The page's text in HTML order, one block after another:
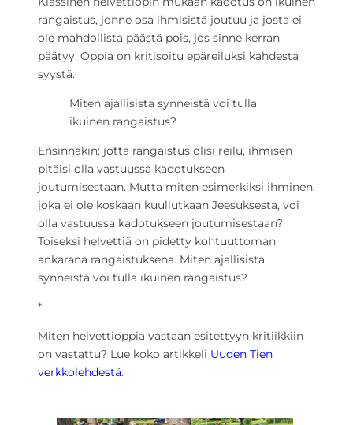
rangaistus, jonne osa ihmisistä joutuu ja josta ei
ole mahdollista päästä pois, jos sinne kerran
päätyy. Oppia on kritisoitu epäreiluksi kahdesta
syystä.
Miten ajallisista synneistä voi tulla
ikuinen rangaistus?
Ensinnäkin: jotta rangaistus olisi reilu, ihmisen
pitäisi olla vastuussa kadotukseen
joutumisestaan. Mutta miten esimerkiksi ihminen,
joka ei ole koskaan kuullutkaan Jeesuksesta, voi
olla vastuussa kadotukseen joutumisestaan?
Toiseksi helvettiä on pidetty kohtuuttoman
ankarana rangaistuksena. Miten ajallisista
synneistä voi tulla ikuinen rangaistus?
*
Miten helvettioppia vastaan esitettyyn kritiikkiin
on vastattu? Lue koko artikkeli Uuden Tien
verkkolehdestä.